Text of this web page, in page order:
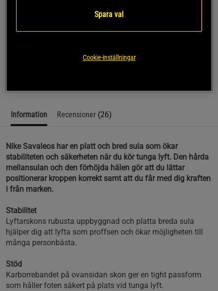
Nike Savaleos, lyftarskor när dom är som bäst.
Information Recensioner (26)
Nike Savaleos har en platt och bred sula som ökar
stabiliteten och säkerheten när du kör tunga lyft. Den hårda
mellansulan och den förhöjda hälen gör att du lättar
positionerar kroppen korrekt samt att du får med dig kraften
i från marken.
Stabilitet
Lyftarskons rubusta uppbyggnad och platta breda sula
hjälper dig att lyfta som proffsen och ökar möjligheten till
många personbästa.
Stöd
Karborrebandet på ovansidan skon ger en tight passform
som håller foten säkert på plats vid tunga lyft.
Spara val
Cookie-inställningar